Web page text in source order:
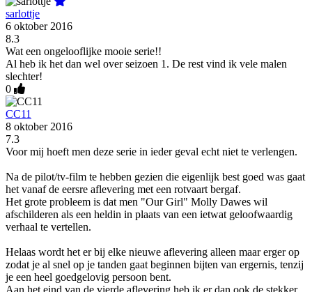
sarlottje
6 oktober 2016
8.3
Wat een ongelooflijke mooie serie!!
Al heb ik het dan wel over seizoen 1. De rest vind ik vele malen
slechter!
0
CC11
8 oktober 2016
7.3
Voor mij hoeft men deze serie in ieder geval echt niet te verlengen.
Na de pilot/tv-film te hebben gezien die eigenlijk best goed was gaat
het vanaf de eersre aflevering met een rotvaart bergaf.
Het grote probleem is dat men "Our Girl" Molly Dawes wil
afschilderen als een heldin in plaats van een ietwat geloofwaardig
verhaal te vertellen.
Helaas wordt het er bij elke nieuwe aflevering alleen maar erger op
zodat je al snel op je tanden gaat beginnen bijten van ergernis, tenzij
je een heel goedgelovig persoon bent.
Aan het eind van de vierde aflevering heb ik er dan ook de stekker